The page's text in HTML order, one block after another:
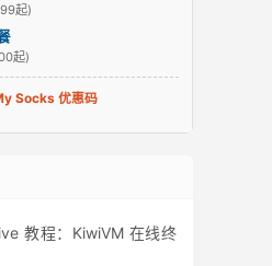
起)
起)
Socks 优惠码
教程：KiwiVM 在线终